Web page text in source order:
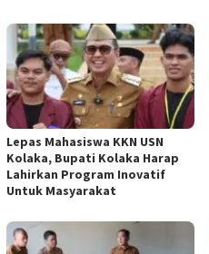
Lepas Mahasiswa KKN USN
Kolaka, Bupati Kolaka Harap
Lahirkan Program Inovatif
Untuk Masyarakat